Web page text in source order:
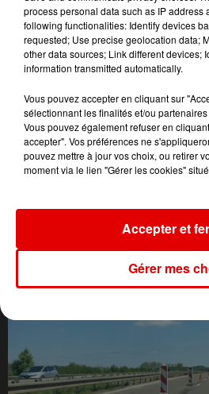
L'ACTU DES ARDENNES
process personal data such as IP address
following functionalities: Identify devices
requested; Use precise geolocation data;
other data sources; Link different devices;
information transmitted automatically.
Vous pouvez accepter en cliquant sur
sélectionnant les finalités et/ou
Vous pouvez également refuser en
accepter". Vos préférences ne
pouvez mettre à jour vos choix, ou retirer
moment via le lien "Gérer les cookies"
Gérer mes
Accepter et